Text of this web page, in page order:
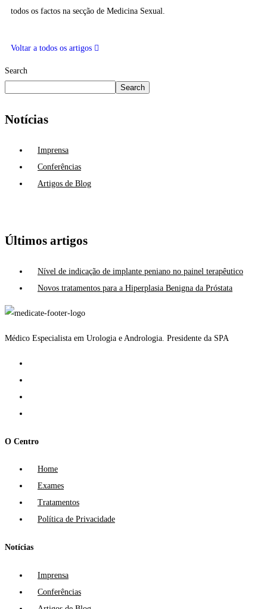
todos os factos na secção de Medicina Sexual.
Voltar a todos os artigos
Search
Search
Notícias
Imprensa
Conferências
Artigos de Blog
Últimos artigos
Nível de indicação de implante peniano no painel terapêutico
Novos tratamentos para a Hiperplasia Benigna da Próstata
Médico Especialista em Urologia e Andrologia. Presidente da SPA
O Centro
Home
Exames
Tratamentos
Política de Privacidade
Notícias
Imprensa
Conferências